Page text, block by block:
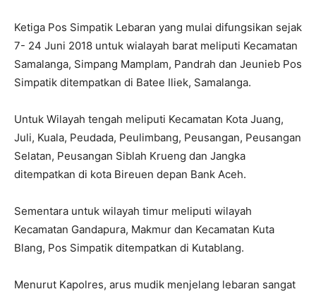
Ketiga Pos Simpatik Lebaran yang mulai difungsikan sejak
7- 24 Juni 2018 untuk wialayah barat meliputi Kecamatan
Samalanga, Simpang Mamplam, Pandrah dan Jeunieb Pos
Simpatik ditempatkan di Batee Iliek, Samalanga.
Untuk Wilayah tengah meliputi Kecamatan Kota Juang,
Juli, Kuala, Peudada, Peulimbang, Peusangan, Peusangan
Selatan, Peusangan Siblah Krueng dan Jangka
ditempatkan di kota Bireuen depan Bank Aceh.
Sementara untuk wilayah timur meliputi wilayah
Kecamatan Gandapura, Makmur dan Kecamatan Kuta
Blang, Pos Simpatik ditempatkan di Kutablang.
Menurut Kapolres, arus mudik menjelang lebaran sangat